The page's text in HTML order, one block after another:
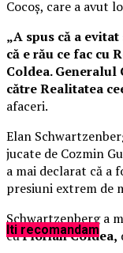
Cocoş, care a avut
„A spus că a
că e rău ce fac cu
Coldea. Generalul
către Realitatea
afaceri.
Elan
jucate de Cozmin
a mai declarat că a
presiuni extrem de
Schwartzenberg a
cuFlorian Coldea,
Iti recomandam